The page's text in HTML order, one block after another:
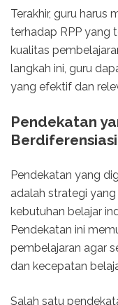
Terakhir, guru harus
terhadap RPP yang
kualitas
langkah ini, guru
yang efektif dan
Pendekatan
Berdiferensiasi
Pendekatan yang
adalah strategi
kebutuhan belajar
Pendekatan ini
pembelajaran agar
dan kecepatan
Salah satu